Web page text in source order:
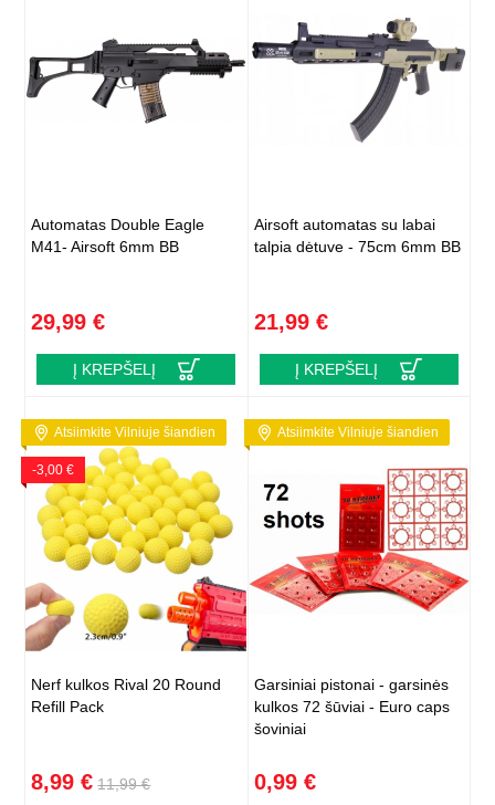
Automatas Double Eagle
M41- Airsoft 6mm BB
29,99 €
Į KREPŠELĮ
Airsoft automatas su labai
talpia dėtuve - 75cm 6mm BB
21,99 €
Į KREPŠELĮ
Atsiimkite Vilniuje šiandien
-3,00 €
Nerf kulkos Rival 20 Round
Refill Pack
8,99 € 11,99 €
Atsiimkite Vilniuje šiandien
Garsiniai pistonai - garsinės
kulkos 72 šūviai - Euro caps
šoviniai
0,99 €